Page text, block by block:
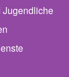
Jugendliche